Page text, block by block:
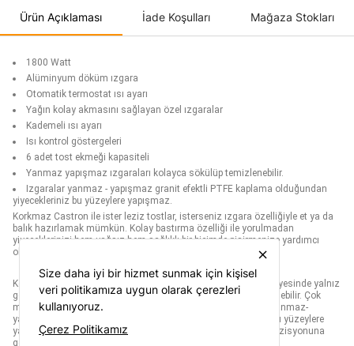
Ürün Açıklaması İade Koşulları Mağaza Stokları
1800 Watt
Alüminyum döküm ızgara
Otomatik termostat ısı ayarı
Yağın kolay akmasını sağlayan özel ızgaralar
Kademeli ısı ayarı
Isı kontrol göstergeleri
6 adet tost ekmeği kapasiteli
Yanmaz yapışmaz ızgaraları kolayca sökülüp temizlenebilir.
Izgaralar yanmaz - yapışmaz granit efektli PTFE kaplama olduğundan
yiyecekleriniz bu yüzeylere yapışmaz.
Korkmaz Castron ile ister leziz tostlar, isterseniz ızgara özelliğiyle et ya da
balık hazırlamak mümkün. Kolay bastırma özelliği ile yorulmadan
yiyeceklerinizi hem yağsız hem sağlıklı bir biçimde pişirmenize yardımcı
oluyor.
Korkmaz Castron, otomatik ısı kontrolü ve döküm ızgarası sayesinde yalnız
gerekli olan enerjiyi harcar. Izgaraları kolayca sökülüp temizlenebilir. Çok
maksatlı pişirme ve kızartma özelliklerine sahiptir. Izgaralar yanmaz-
yapışmaz PTFE maddesi ile kaplı olduğundan yiyecekleriniz bu yüzeylere
yapışmaz. Sandviç, tost yapma özelliklerine ilaveten ızgara pozisyonuna
getirilmesi halinde ızgara yapımında da kullanılabilir.
close
Size daha iyi bir hizmet sunmak için kişisel
veri politikamıza uygun olarak çerezleri
kullanıyoruz.
Çerez Politikamız